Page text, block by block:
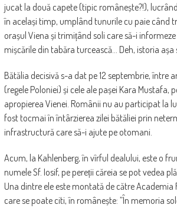
jucat la două capete (tipic românește?!),
în același timp, umplând tunurile cu paie când
orașul Viena și trimițând soli care să-i
mișcările din tabăra turcească… Deh, istoria așa
Bătălia decisivă s-a dat pe 12 septembrie, între
(regele Poloniei) și cele ale pașei Kara Mustafa,
apropierea Vienei. Românii nu au participat la
fost tocmai în întârzierea zilei bătăliei prin
infrastructură care să-i ajute pe otomani.
Acum, la Kahlenberg, în vîrful dealului, este o
numele Sf. Iosif, pe pereții căreia se pot vedea
Una dintre ele este montată de către Academia
care se poate citi, în românește: ”În memoria